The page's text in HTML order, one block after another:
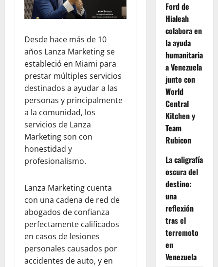
Desde hace más de 10
años Lanza Marketing se
estableció en Miami para
prestar múltiples servicios
destinados a ayudar a las
personas y principalmente
a la comunidad, los
servicios de Lanza
Marketing son con
honestidad y
profesionalismo.
Lanza Marketing cuenta
con una cadena de red de
abogados de confianza
perfectamente calificados
en casos de lesiones
personales causados por
accidentes de auto, y en
Ford de
Hialeah
colabora en
la ayuda
humanitaria
a Venezuela
junto con
World
Central
Kitchen y
Team
Rubicon
La caligrafía
oscura del
destino:
una
reflexión
tras el
terremoto
en
Venezuela